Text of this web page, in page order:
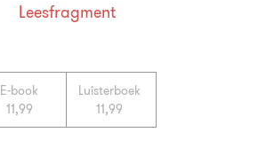
E-book
11,99
Luisterboek
11,99
Leesfragment